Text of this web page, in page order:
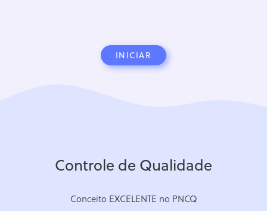
INICIAR
Controle de Qualidade
Conceito EXCELENTE no PNCQ